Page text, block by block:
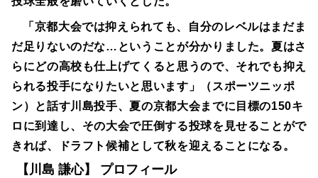
「京都大会では抑えられても、自分のレベルはまだま
だ足りないのだな…ということが分かりました。夏はさ
らにどの高校も仕上げてくると思うので、それでも抑え
られる投手になりたいと思います」（スポーツニッポ
ン）と話す川島投手、夏の京都大会までに目標の150キ
ロに到達し、その大会で圧倒する投球を見せることがで
きれば、ドラフト候補として秋を迎えることになる。
【川島 謙心】 プロフィール